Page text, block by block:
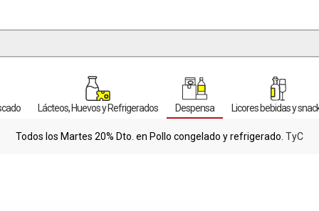
Lácteos, Huevos y Refrigerados Despensa Licores bebidas y
Todos los Martes 20% Dto. en Pollo congelado y refrigerado. TyC